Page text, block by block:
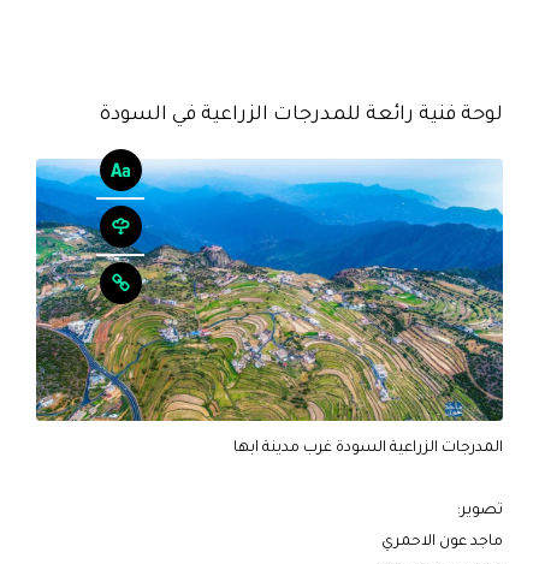
لوحة فنية رائعة للمدرجات الزراعية في السودة
المدرجات الزراعية السودة غرب مدينة ابها
تصوير:
ماجد عون الاحمري